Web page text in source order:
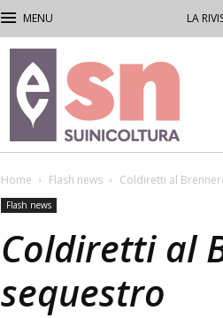
LA
Rivista
di
Suinicoltura
Home Flash news Coldiretti al
Flash news
Coldiretti al
sequestro